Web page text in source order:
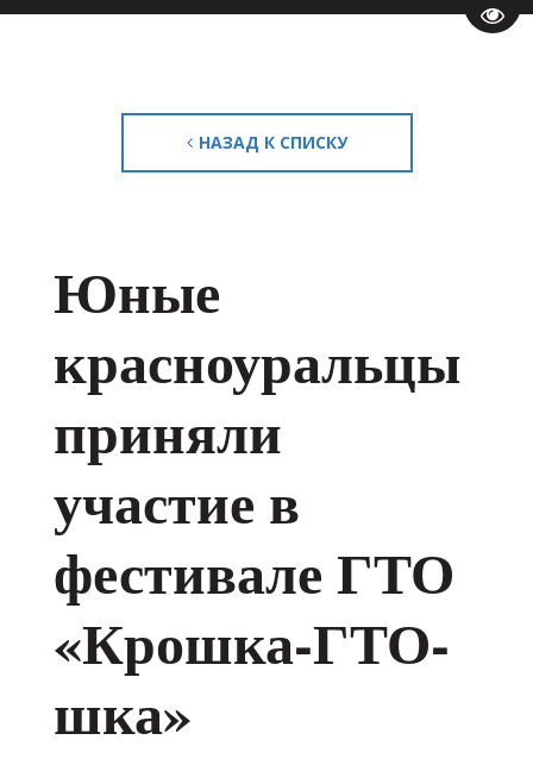
НАЗАД К СПИСКУ
Юные
красноуральцы
приняли
участие в
фестивале ГТО
«Крошка-ГТО-
шка»